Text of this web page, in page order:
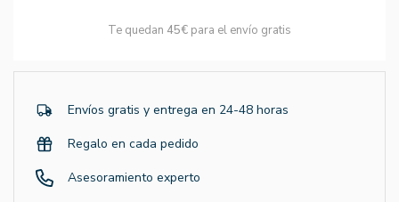
Te quedan 45€ para el envío gratis
Envíos gratis y entrega en 24-48 horas
Regalo en cada pedido
Asesoramiento experto